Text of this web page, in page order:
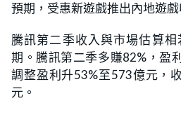
預期，受惠新遊戲推出內地遊戲
騰訊第二季收入與市場估算
期。騰訊第二季多賺82%，盈
調整盈利升53%至573億元，
元。